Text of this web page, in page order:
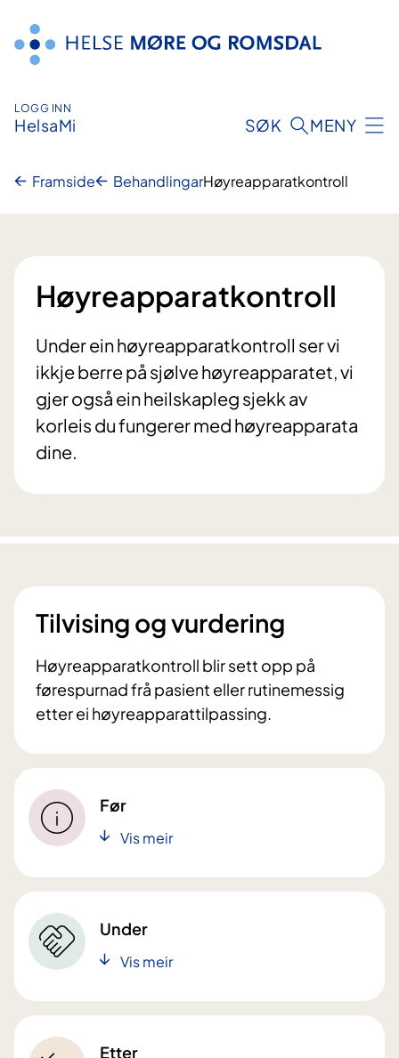
innhald
LOGG INN
HelsaMi SØK MENY
Framside BehandlingarHøyreapparatkontroll
Høyreapparatkontroll
Under ein høyreapparatkontroll ser vi
ikkje berre på sjølve høyreapparatet, vi
gjer også ein heilskapleg sjekk av
korleis du fungerer med høyreapparata
dine.
Tilvising og vurdering
Høyreapparatkontroll blir sett opp på
førespurnad frå pasient eller rutinemessig
etter ei høyreapparattilpassing.
Før
Vis meir
Under
Vis meir
Etter